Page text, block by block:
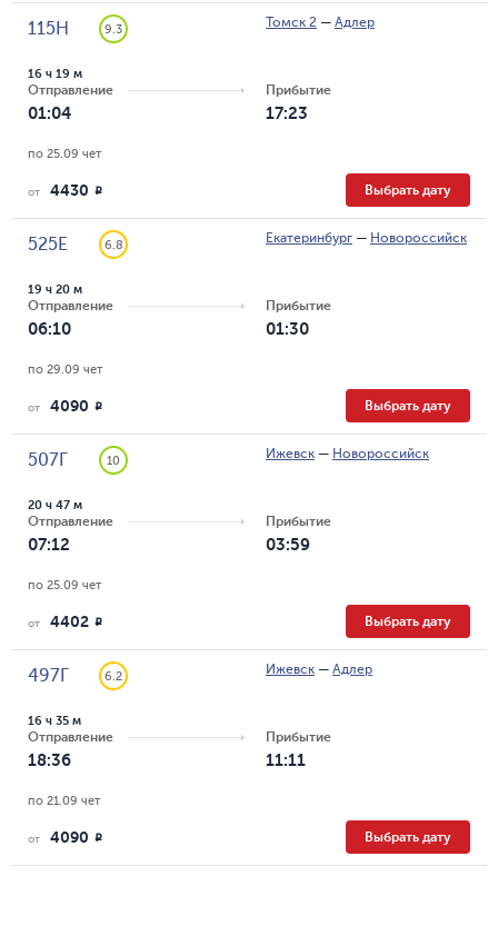
115Н 9.3 Томск 2 — Адлер
Отправление
01:04
16 ч 19 м
Прибытие
17:23
по 25.09 чет
от 4430 R Выбрать дату
525Е 6.8 Екатеринбург — Новороссийск
Отправление
06:10
19 ч 20 м
Прибытие
01:30
по 29.09 чет
от 4090 R Выбрать дату
507Г 10 Ижевск — Новороссийск
Отправление
07:12
20 ч 47 м
Прибытие
03:59
по 25.09 чет
от 4402 R Выбрать дату
497Г 6.2 Ижевск — Адлер
Отправление
18:36
16 ч 35 м
Прибытие
11:11
по 21.09 чет
от 4090 R Выбрать дату